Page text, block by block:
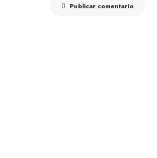
Publicar comentario